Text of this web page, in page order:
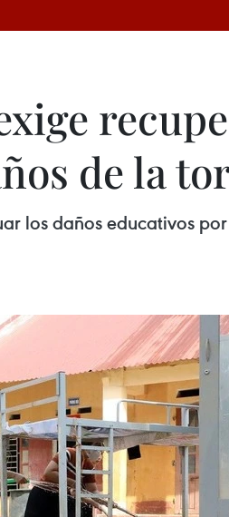
de la
los daños educativos